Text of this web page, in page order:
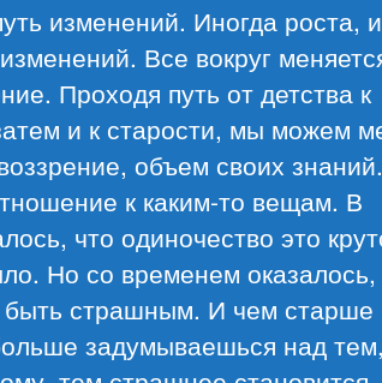
изменений. Иногда роста,
Все вокруг
Проходя путь от детства к
и к старости, мы можем
объем своих
к каким-то вещам. В
что одиночество это
Но со временем оказалось,
быть страшным. И чем старше
задумываешься над